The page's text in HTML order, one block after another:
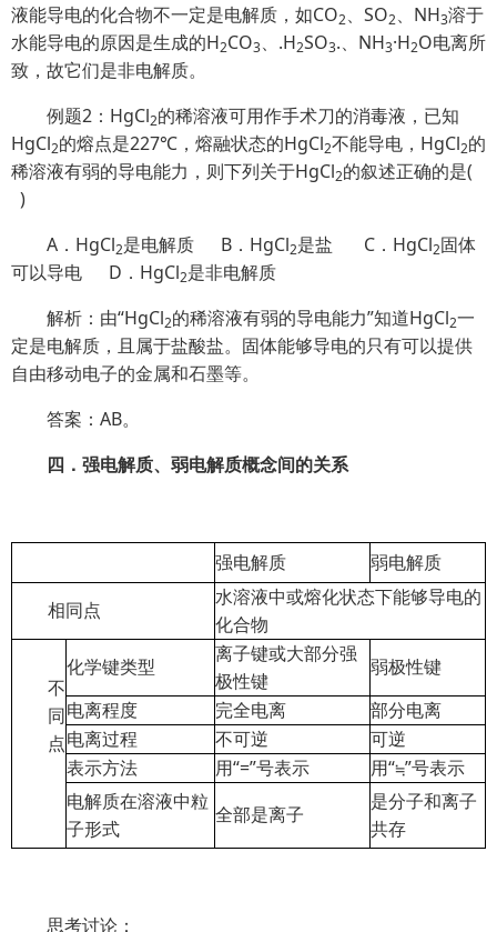
液能导电的化合物不一定是电解质，如CO2、SO2、NH3溶于
水能导电的原因是生成的H2CO3、.H2SO3.、NH3·H2O电离所
致，故它们是非电解质。
例题2：HgCl2的稀溶液可用作手术刀的消毒液，已知
HgCl2的熔点是227℃，熔融状态的HgCl2不能导电，HgCl2的
稀溶液有弱的导电能力，则下列关于HgCl2的叙述正确的是(
)
A．HgCl2是电解质 B．HgCl2是盐 C．HgCl2固体
可以导电 D．HgCl2是非电解质
解析：由“HgCl2的稀溶液有弱的导电能力”知道HgCl2一
定是电解质，且属于盐酸盐。固体能够导电的只有可以提供
自由移动电子的金属和石墨等。
答案：AB。
四．强电解质、弱电解质概念间的关系
强电解质
弱电解质
相同点
水溶液中或熔化状态下能够导电的
化合物
不
同
点
化学键类型
离子键或大部分强
极性键
弱极性键
电离程度
完全电离
部分电离
电离过程
不可逆
可逆
表示方法
用“=”号表示
用“≒”号表示
电解质在溶液中粒
子形式
全部是离子
是分子和离子
共存
思考讨论：